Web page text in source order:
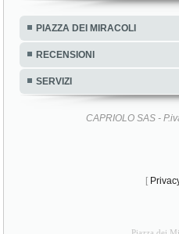
PIAZZA DEI MIRACOLI
RECENSIONI
SERVIZI
CAPRIOLO SAS -
[